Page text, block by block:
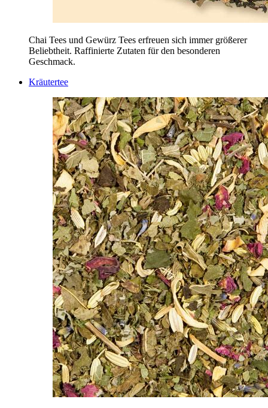
Chai Tees und Gewürz Tees erfreuen sich immer größerer
Beliebtheit. Raffinierte Zutaten für den besonderen
Geschmack.
Kräutertee